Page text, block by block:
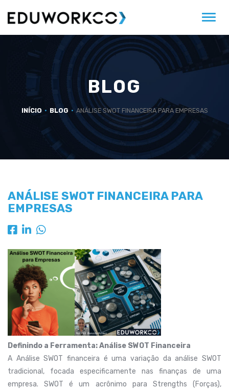
BLOG
INÍCIO BLOG ANÁLISE SWOT FINANCEIRA PARA EMPRESAS
ANÁLISE SWOT FINANCEIRA PARA
EMPRESAS
Definindo a Ferramenta: Análise SWOT Financeira
A Análise SWOT financeira é uma variação da análise SWOT
tradicional, focada especificamente nas finanças de uma
empresa. SWOT é um acrônimo para Strengths (Forças),